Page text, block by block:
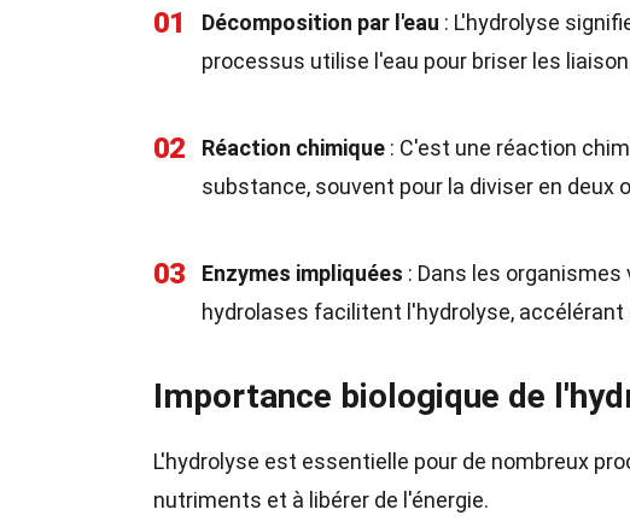
01 Décomposition par l'eau : L'hydrolyse
processus utilise l'eau pour briser les
02 Réaction chimique : C'est une réaction
substance, souvent pour la diviser en deux
03 Enzymes impliquées : Dans les
hydrolases facilitent l'hydrolyse, accélérant
Importance biologique de
L'hydrolyse est essentielle pour de nombreux
nutriments et à libérer de l'énergie.